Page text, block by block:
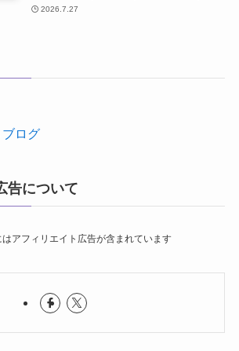
2026.7.27
ログ
告について
アフィリエイト広告が含まれています